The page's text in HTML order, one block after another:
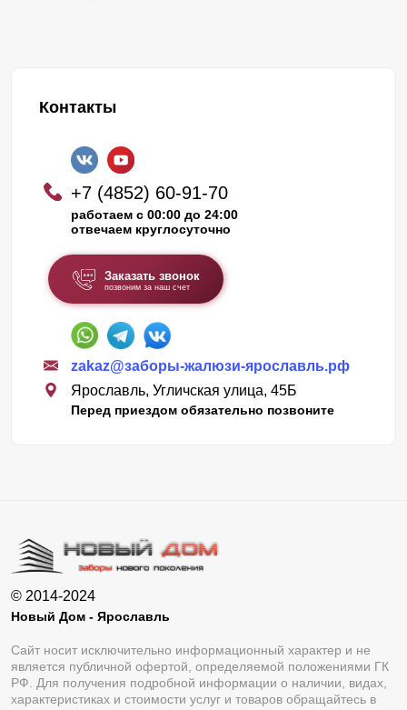
Контакты
+7 (4852) 60-91-70
работаем с 00:00 до 24:00
отвечаем круглосуточно
Заказать звонок
позвоним за наш счет
zakaz@заборы-жалюзи-ярославль.рф
Ярославль, Угличская улица, 45Б
Перед приездом обязательно позвоните
© 2014-2024
Новый Дом - Ярославль
Сайт носит исключительно информационный характер и не
является публичной офертой, определяемой положениями ГК
РФ. Для получения подробной информации о наличии, видах,
характеристиках и стоимости услуг и товаров обращайтесь в